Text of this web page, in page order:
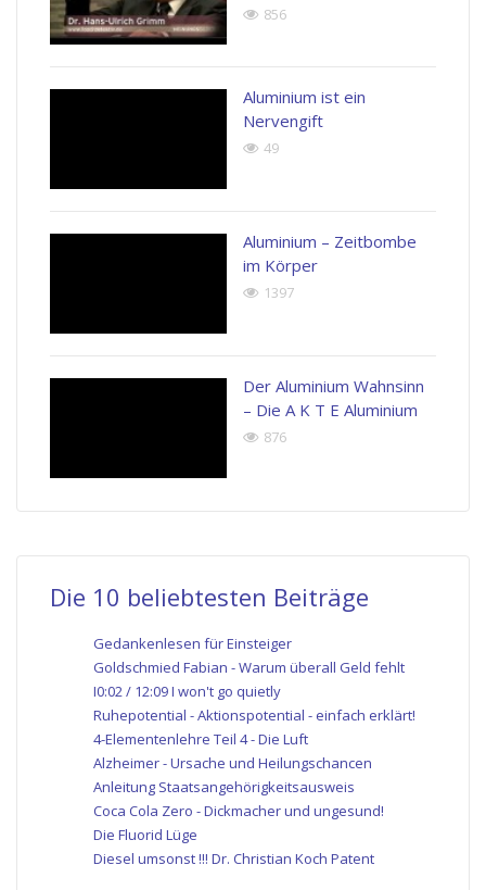
856
Aluminium ist ein
Nervengift
49
Aluminium – Zeitbombe
im Körper
1397
Der Aluminium Wahnsinn
– Die A K T E Aluminium
876
Die 10 beliebtesten Beiträge
Gedankenlesen für Einsteiger
Goldschmied Fabian - Warum überall Geld fehlt
I0:02 / 12:09 I won't go quietly
Ruhepotential - Aktionspotential - einfach erklärt!
4-Elementenlehre Teil 4 - Die Luft
Alzheimer - Ursache und Heilungschancen
Anleitung Staatsangehörigkeitsausweis
Coca Cola Zero - Dickmacher und ungesund!
Die Fluorid Lüge
Diesel umsonst !!! Dr. Christian Koch Patent